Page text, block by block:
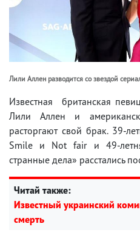
Лили Аллен разводится со звездой
Известная британская
Лили Аллен и
расторгают свой брак. 39-
Smile и Not fair и 49-
странные дела» расстались
Читай также:
Известный украинский
смерть